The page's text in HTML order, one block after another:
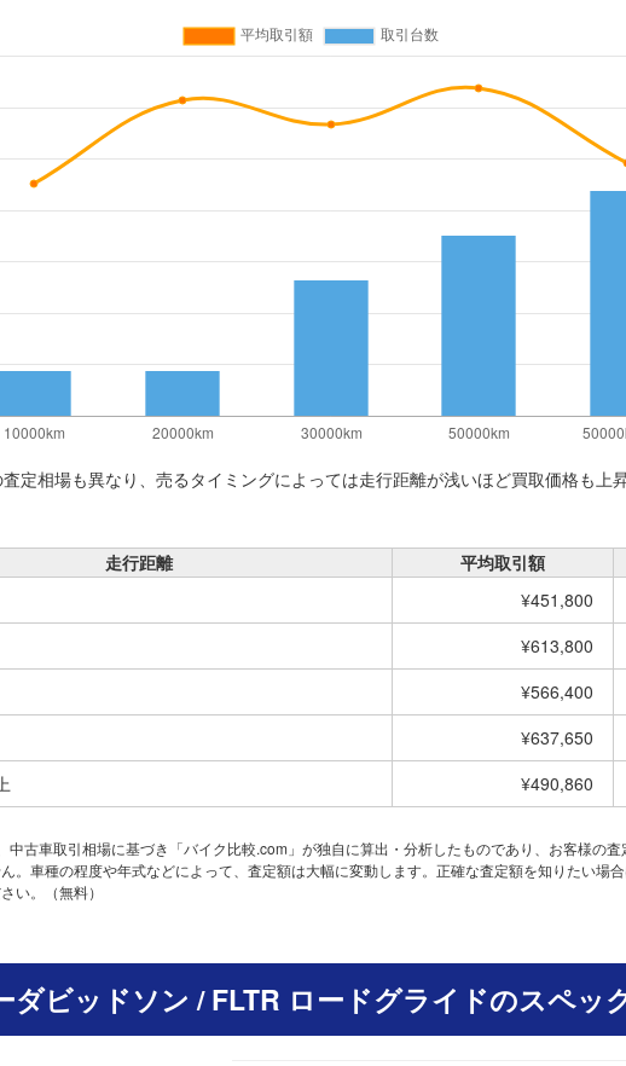
定相場も異なり、売るタイミングによっては走行距離が浅いほど買取価格も上
走行距離 平均取引額
¥451,800
¥613,800
¥566,400
¥637,650
¥490,860
中古車取引相場に基づき「バイク比較.com」が独自に算出・分析したものであり、お客様の査
。車種の程度や年式などによって、査定額は大幅に変動します。正確な査定額を知りたい場
い。（無料）
ダビッドソン / FLTR ロードグライドのスペッ